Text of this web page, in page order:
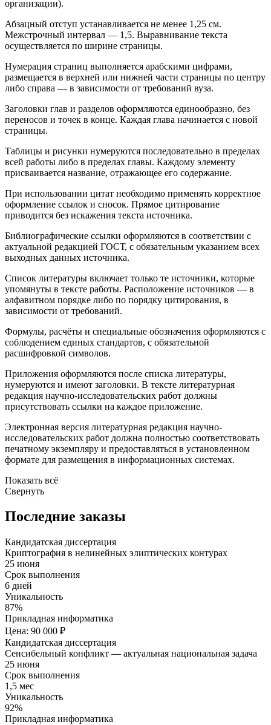
организации).
Абзацный отступ устанавливается не менее 1,25 см.
Межстрочный интервал — 1,5. Выравнивание текста
осуществляется по ширине страницы.
Нумерация страниц выполняется арабскими цифрами,
размещается в верхней или нижней части страницы по центру
либо справа — в зависимости от требований вуза.
Заголовки глав и разделов оформляются единообразно, без
переносов и точек в конце. Каждая глава начинается с новой
страницы.
Таблицы и рисунки нумеруются последовательно в пределах
всей работы либо в пределах главы. Каждому элементу
присваивается название, отражающее его содержание.
При использовании цитат необходимо применять корректное
оформление ссылок и сносок. Прямое цитирование
приводится без искажения текста источника.
Библиографические ссылки оформляются в соответствии с
актуальной редакцией ГОСТ, с обязательным указанием всех
выходных данных источника.
Список литературы включает только те источники, которые
упомянуты в тексте работы. Расположение источников — в
алфавитном порядке либо по порядку цитирования, в
зависимости от требований.
Формулы, расчёты и специальные обозначения оформляются с
соблюдением единых стандартов, с обязательной
расшифровкой символов.
Приложения оформляются после списка литературы,
нумеруются и имеют заголовки. В тексте литературная
редакция научно-исследовательских работ должны
присутствовать ссылки на каждое приложение.
Электронная версия литературная редакция научно-
исследовательских работ должна полностью соответствовать
печатному экземпляру и предоставляться в установленном
формате для размещения в информационных системах.
Показать всё
Свернуть
Последние заказы
Кандидатская диссертация
Криптография в нелинейных элиптических контурах
25 июня
Срок выполнения
6 дней
Уникальность
87%
Прикладная информатика
Цена: 90 000 ₽
Кандидатская диссертация
Сенсибельный конфликт — актуальная национальная задача
25 июня
Срок выполнения
1,5 мес
Уникальность
92%
Прикладная информатика